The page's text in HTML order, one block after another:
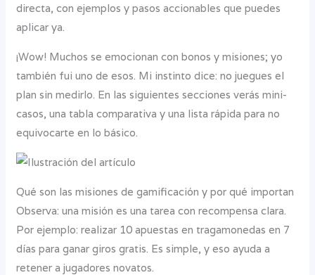
directa, con ejemplos y pasos accionables que puedes
aplicar ya.
¡Wow! Muchos se emocionan con bonos y misiones; yo
también fui uno de esos. Mi instinto dice: no juegues el
plan sin medirlo. En las siguientes secciones verás mini-
casos, una tabla comparativa y una lista rápida para no
equivocarte en lo básico.
Qué son las misiones de gamificación y por qué importan
Observa: una misión es una tarea con recompensa clara.
Por ejemplo: realizar 10 apuestas en tragamonedas en 7
días para ganar giros gratis. Es simple, y eso ayuda a
retener a jugadores novatos.